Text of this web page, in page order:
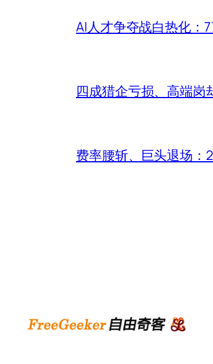
AI人才争夺战白热化：
四成猎企亏损、高端
费率腰斩、巨头退场：